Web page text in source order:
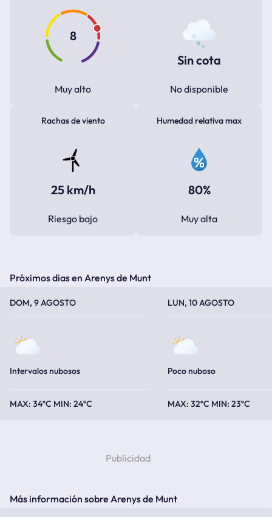
8
Muy alto
Sin cota
No disponible
Rachas de viento
25 km/h
Riesgo bajo
Humedad relativa max
80%
Muy alta
Próximos dias en Arenys de Munt
DOM, 9 AGOSTO
Intervalos nubosos
34ºC 24ºC
LUN, 10 AGOSTO
Poco nuboso
32ºC 23ºC
Más información sobre Arenys de Munt